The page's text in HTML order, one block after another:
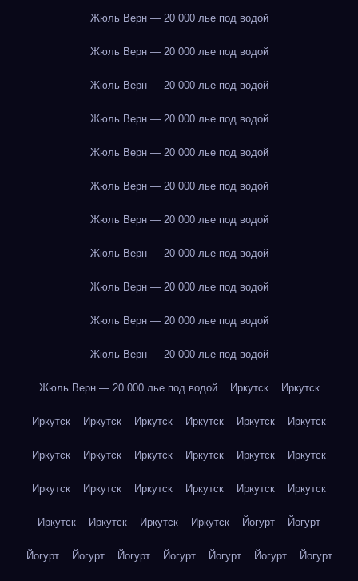
Жюль Верн — 20 000 лье под водой
Жюль Верн — 20 000 лье под водой
Жюль Верн — 20 000 лье под водой
Жюль Верн — 20 000 лье под водой
Жюль Верн — 20 000 лье под водой
Жюль Верн — 20 000 лье под водой
Жюль Верн — 20 000 лье под водой
Жюль Верн — 20 000 лье под водой
Жюль Верн — 20 000 лье под водой
Жюль Верн — 20 000 лье под водой
Жюль Верн — 20 000 лье под водой
Жюль Верн — 20 000 лье под водой Иркутск Иркутск
Иркутск Иркутск Иркутск Иркутск Иркутск Иркутск
Иркутск Иркутск Иркутск Иркутск Иркутск Иркутск
Иркутск Иркутск Иркутск Иркутск Иркутск Иркутск
Иркутск Иркутск Иркутск Иркутск Йогурт Йогурт
Йогурт Йогурт Йогурт Йогурт Йогурт Йогурт Йогурт